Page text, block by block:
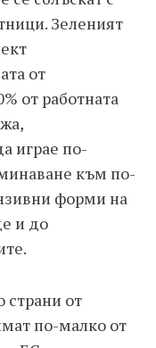
Зеленият
от
от работната
играе по-
към по-
форми на
и до
страни от
по-малко от